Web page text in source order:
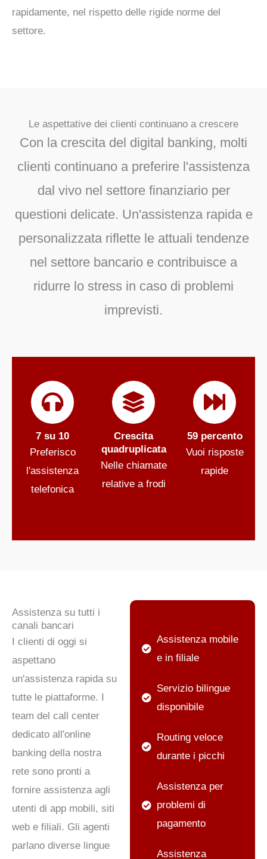
rapidamente, nel rispetto delle rigide norme del
settore.
Le aspettative dei clienti continuano a crescere
Con la crescita del digital banking, molti
clienti continuano a preferire l'assistenza
dal vivo nel settore finanziario per
questioni delicate. Un'assistenza rapida e
personalizzata riflette le attuali tendenze
nel settore bancario e contribuisce a
ridurre lo stress in caso di problemi
imprevisti.
7 su 10
Preferisco
l'assistenza
telefonica
Crescita
quadruplicata
Nelle chiamate
relative a frodi
59 percento
Vuoi risposte
rapide
Assistenza su tutti i
canali bancari
I clienti di oggi si
aspettano
un'assistenza rapida su
tutte le piattaforme. I
team del call center
dedicato all'online
banking della nostra
rete sono pronti a
fornire assistenza agli
utenti di app mobili, siti
web e filiali. Gli agenti
parlano diverse lingue
Assistenza mobile
e in filiale
Servizio bilingue
disponibile
Routing veloce
durante i picchi
Assistenza per
problemi di
pagamento
Assistenza